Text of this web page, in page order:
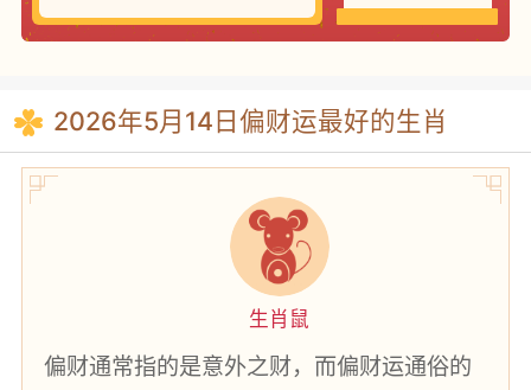
2026年5月14日偏财运最好的生肖
生肖鼠
偏财通常指的是意外之财，而偏财运通俗的